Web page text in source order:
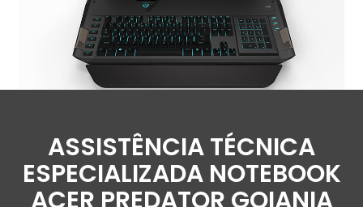
ASSISTÊNCIA TÉCNICA
ESPECIALIZADA NOTEBOOK